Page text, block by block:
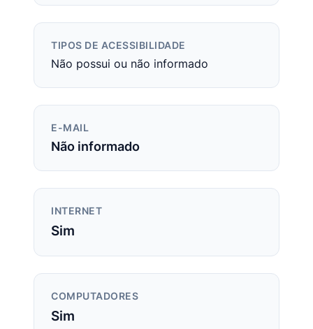
TIPOS DE ACESSIBILIDADE
Não possui ou não informado
E-MAIL
Não informado
INTERNET
Sim
COMPUTADORES
Sim